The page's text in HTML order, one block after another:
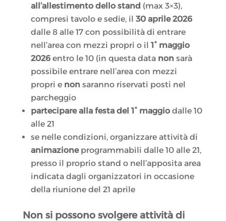
all’allestimento dello stand (max 3×3),
compresi tavolo e sedie, il 30 aprile 2026
dalle 8 alle 17 con possibilità di entrare
nell’area con mezzi propri o il 1° maggio
2026entro le 10 (in questa data nonsarà
possibile entrare nell’area con mezzi
propri e nonsaranno riservati posti nel
parcheggio
partecipare alla festa del 1° maggiodalle 10
alle 21
se nelle condizioni, organizzare attività di
animazioneprogrammabili dalle 10 alle 21,
presso il proprio stand o nell’apposita area
indicata dagli organizzatori in occasione
della riunione del 21 aprile
Non si possono svolgere attività di